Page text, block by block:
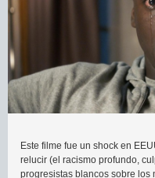
Este filme fue un shock en
relucir (el racismo profundo,
progresistas blancos sobre los